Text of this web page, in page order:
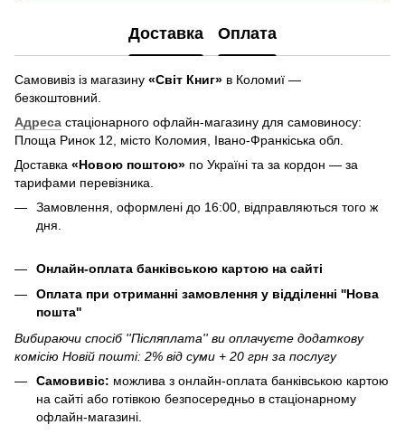
Доставка Оплата
Самовивіз із магазину «Світ Книг» в Коломиї —
безкоштовний.
Адреса стаціонарного офлайн-магазину для самовиносу:
Площа Ринок 12, місто Коломия, Івано-Франкіська обл.
Доставка «Новою поштою» по Україні та за кордон — за
тарифами перевізника.
Замовлення, оформлені до 16:00, відправляються того ж
дня.
Онлайн-оплата банківською картою на сайті
Оплата при отриманні замовлення у відділенні ''Нова
пошта''
Вибираючи спосіб ''Післяплата'' ви оплачуєте додаткову
комісію Новій пошті: 2% від суми + 20 грн за послугу
Самовивіс: можлива з онлайн-оплата банківською картою
на сайті або готівкою безпосередньо в стаціонарному
офлайн-магазині.